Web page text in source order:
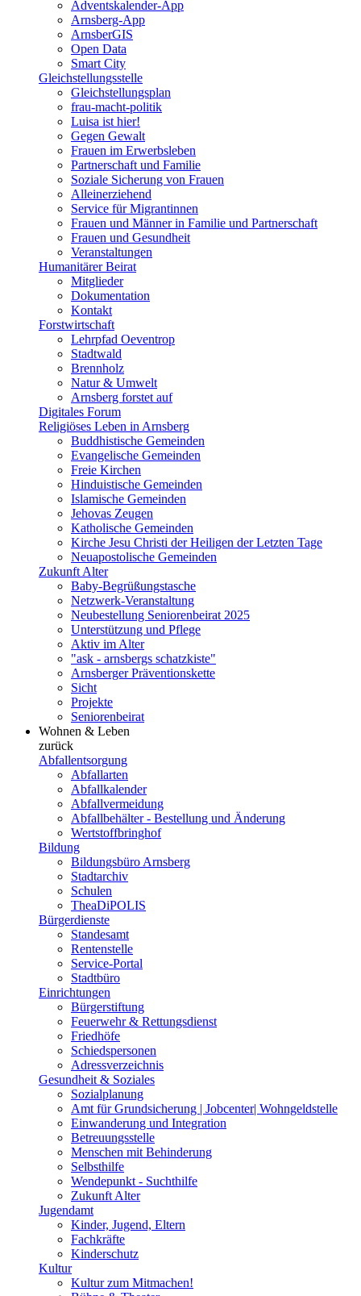
Adventskalender-App
Arnsberg-App
ArnsberGIS
Open Data
Smart City
Gleichstellungsstelle
Gleichstellungsplan
frau-macht-politik
Luisa ist hier!
Gegen Gewalt
Frauen im Erwerbsleben
Partnerschaft und Familie
Soziale Sicherung von Frauen
Alleinerziehend
Service für Migrantinnen
Frauen und Männer in Familie und Partnerschaft
Frauen und Gesundheit
Veranstaltungen
Humanitärer Beirat
Mitglieder
Dokumentation
Kontakt
Forstwirtschaft
Lehrpfad Oeventrop
Stadtwald
Brennholz
Natur & Umwelt
Arnsberg forstet auf
Digitales Forum
Religiöses Leben in Arnsberg
Buddhistische Gemeinden
Evangelische Gemeinden
Freie Kirchen
Hinduistische Gemeinden
Islamische Gemeinden
Jehovas Zeugen
Katholische Gemeinden
Kirche Jesu Christi der Heiligen der Letzten Tage
Neuapostolische Gemeinden
Zukunft Alter
Baby-Begrüßungstasche
Netzwerk-Veranstaltung
Neubestellung Seniorenbeirat 2025
Unterstützung und Pflege
Aktiv im Alter
"ask - arnsbergs schatzkiste"
Arnsberger Präventionskette
Sicht
Projekte
Seniorenbeirat
Wohnen & Leben
zurück
Abfallentsorgung
Abfallarten
Abfallkalender
Abfallvermeidung
Abfallbehälter - Bestellung und Änderung
Wertstoffbringhof
Bildung
Bildungsbüro Arnsberg
Stadtarchiv
Schulen
TheaDiPOLIS
Bürgerdienste
Standesamt
Rentenstelle
Service-Portal
Stadtbüro
Einrichtungen
Bürgerstiftung
Feuerwehr & Rettungsdienst
Friedhöfe
Schiedspersonen
Adressverzeichnis
Gesundheit & Soziales
Sozialplanung
Amt für Grundsicherung | Jobcenter| Wohngeldstelle
Einwanderung und Integration
Betreuungsstelle
Menschen mit Behinderung
Selbsthilfe
Wendepunkt - Suchthilfe
Zukunft Alter
Jugendamt
Kinder, Jugend, Eltern
Fachkräfte
Kinderschutz
Kultur
Kultur zum Mitmachen!